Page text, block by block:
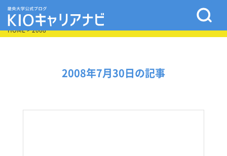
HOME> 2008
2008年7月30日の記事